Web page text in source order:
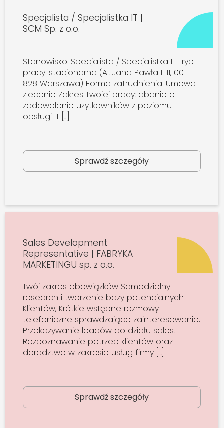
Specjalista / Specjalistka IT |
SCM Sp. z o.o.
Stanowisko: Specjalista / Specjalistka IT Tryb
pracy: stacjonarna (Al. Jana Pawła II 11, 00-
828 Warszawa) Forma zatrudnienia: Umowa
zlecenie Zakres Twojej pracy: dbanie o
zadowolenie użytkowników z poziomu
obsługi IT […]
Sprawdź szczegóły
Sales Development
Representative | FABRYKA
MARKETINGU sp. z o.o.
Twój zakres obowiązków Samodzielny
research i tworzenie bazy potencjalnych
Klientów, Krótkie wstępne rozmowy
telefoniczne sprawdzające zainteresowanie,
Przekazywanie leadów do działu sales.
Rozpoznawanie potrzeb klientów oraz
doradztwo w zakresie usług firmy […]
Sprawdź szczegóły